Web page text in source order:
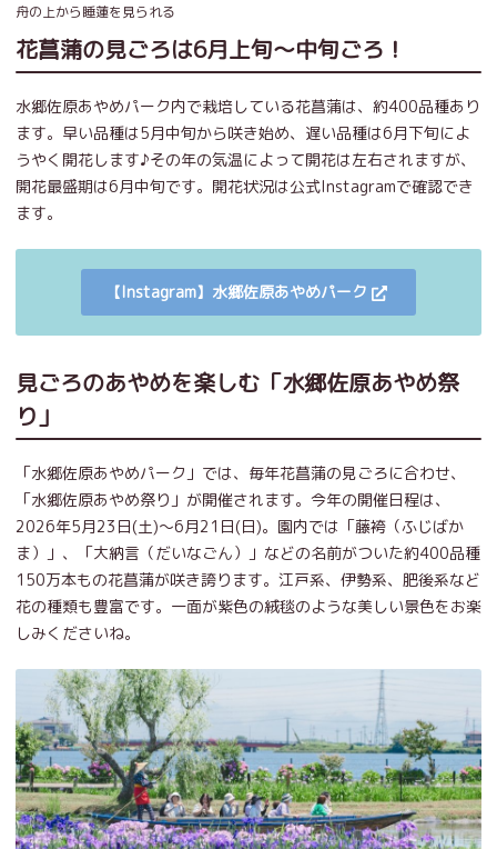
舟の上から睡蓮を見られる
花菖蒲の見ごろは6月上旬～中旬ごろ！
水郷佐原あやめパーク内で栽培している花菖蒲は、約400品種あり
ます。早い品種は5月中旬から咲き始め、遅い品種は6月下旬によ
うやく開花します♪その年の気温によって開花は左右されますが、
開花最盛期は6月中旬です。開花状況は公式Instagramで確認でき
ます。
【Instagram】水郷佐原あやめパーク
見ごろのあやめを楽しむ「水郷佐原あやめ祭
り」
「水郷佐原あやめパーク」では、毎年花菖蒲の見ごろに合わせ、
「水郷佐原あやめ祭り」が開催されます。今年の開催日程は、
2026年5月23日(土)～6月21日(日)。園内では「藤袴（ふじばか
ま）」、「大納言（だいなごん）」などの名前がついた約400品種
150万本もの花菖蒲が咲き誇ります。江戸系、伊勢系、肥後系など
花の種類も豊富です。一面が紫色の絨毯のような美しい景色をお楽
しみくださいね。